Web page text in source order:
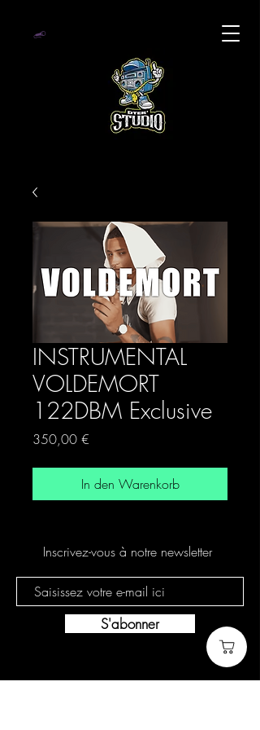
INSTRUMENTAL
VOLDEMORT
122DBM Exclusive
350,00 €
In den Warenkorb
Inscrivez-vous à notre newsletter
S'abonner